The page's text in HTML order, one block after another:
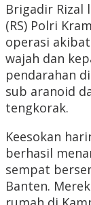
Brigadir Rizal
(RS) Polri
operasi
wajah dan
pendarahan
sub aranoid
tengkorak.
Keesokan
berhasil
sempat
Banten.